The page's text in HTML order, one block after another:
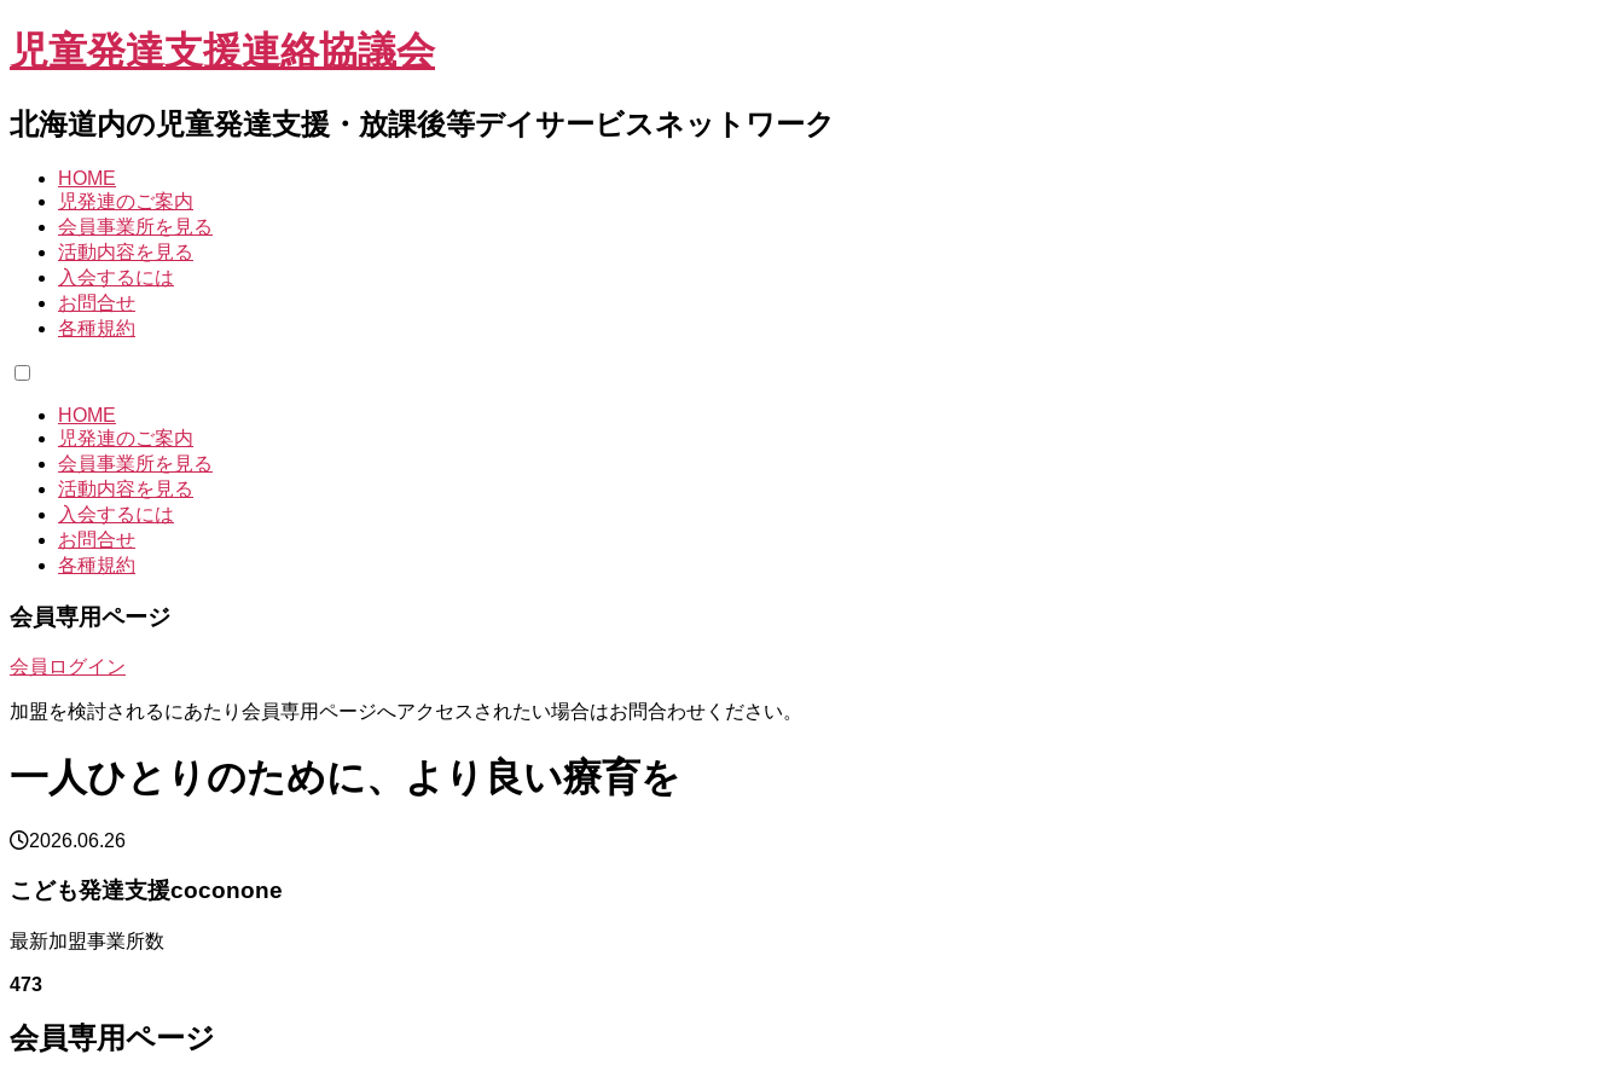
児童発達支援連絡協議会
北海道内の児童発達支援・放課後等デイサービスネットワーク
HOME
児発連のご案内
会員事業所を見る
活動内容を見る
入会するには
お問合せ
各種規約
HOME
児発連のご案内
会員事業所を見る
活動内容を見る
入会するには
お問合せ
各種規約
会員専用ページ
会員ログイン
加盟を検討されるにあたり会員専用ページへアクセスされたい場合はお問合わせください。
一人ひとりのために、より良い療育を
2026.06.26
こども発達支援coconone
最新加盟事業所数
473
会員専用ページ